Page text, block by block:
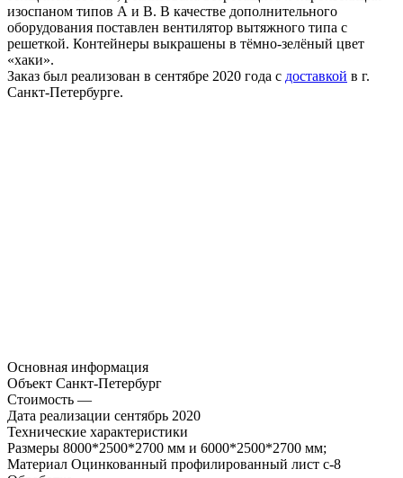
изоспаном типов А и B. В качестве дополнительного
оборудования поставлен вентилятор вытяжного типа с
решеткой. Контейнеры выкрашены в тёмно-зелёный цвет
«хаки».
Заказ был реализован в сентябре 2020 года с доставкой в г.
Санкт-Петербурге.
Основная информация
Объект Санкт-Петербург
Стоимость —
Дата реализации сентябрь 2020
Технические характеристики
Размеры 8000*2500*2700 мм и 6000*2500*2700 мм;
Материал Оцинкованный профилированный лист с-8